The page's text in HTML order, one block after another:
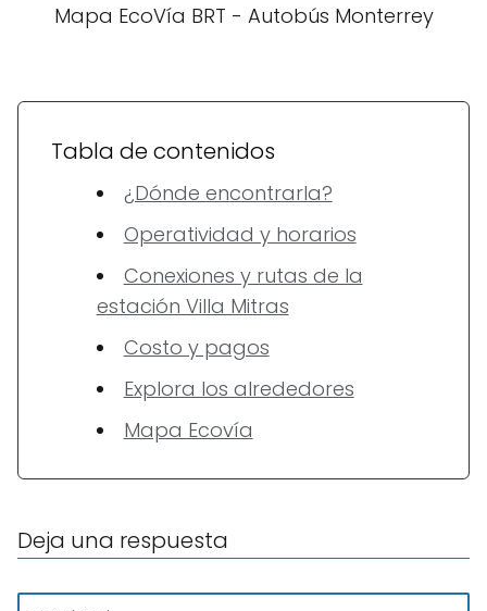
Mapa EcoVía BRT - Autobús Monterrey
Tabla de contenidos
¿Dónde encontrarla?
Operatividad y horarios
Conexiones y rutas de la
estación Villa Mitras
Costo y pagos
Explora los alrededores
Mapa Ecovía
Deja una respuesta